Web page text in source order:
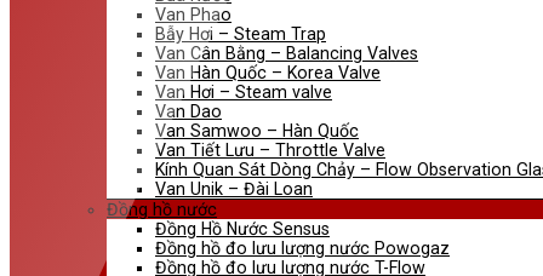
Van Phao
Bẫy Hơi – Steam Trap
Van Cân Bằng – Balancing Valves
Van Hàn Quốc – Korea Valve
Van Hơi – Steam valve
Van Dao
Van Samwoo – Hàn Quốc
Van Tiết Lưu – Throttle Valve
Kính Quan Sát Dòng Chảy – Flow Observation
Van Unik – Đài Loan
Đồng hồ nước
Đồng Hồ Nước Sensus
Đồng hồ đo lưu lượng nước Powogaz
Đồng hồ đo lưu lượng nước T-Flow